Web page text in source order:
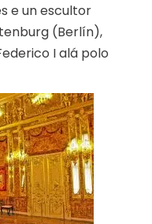
e un escultor
(Berlín),
I alá polo